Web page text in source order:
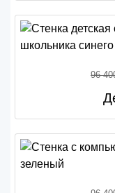
96